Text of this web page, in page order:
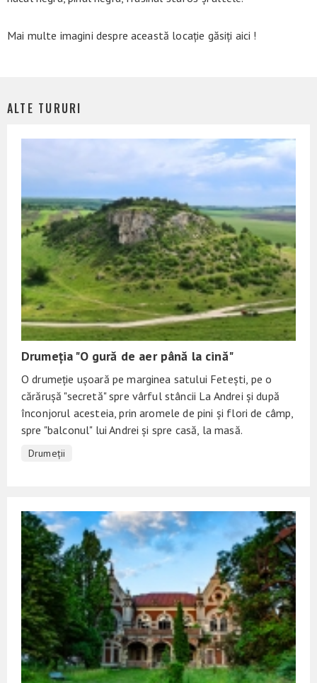
Mai multe imagini despre această locație găsiți aici !
ALTE TURURI
Drumeția "O gură de aer până la cină"
O drumeție ușoară pe marginea satului Fetești, pe o
cărărușă "secretă" spre vârful stâncii La Andrei și după
înconjorul acesteia, prin aromele de pini și flori de câmp,
spre "balconul" lui Andrei și spre casă, la masă.
Drumeții